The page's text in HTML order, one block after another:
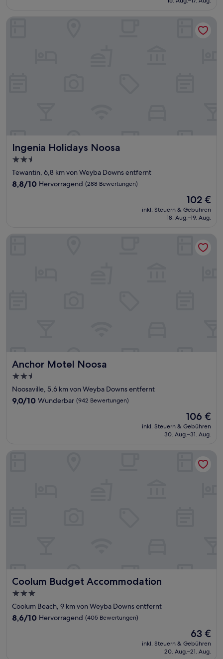
Ingenia Holidays Noosa
Ingenia Holidays Noosa
2.5-
Sterne-
Unterkunft
Tewantin, 6,8 km von Weyba Downs entfernt
8.8
8,8/10 Hervorragend (288 Bewertungen)
Der
Preis
beträgt
102 €
inkl. Steuern & Gebühren
18. Aug.–19. Aug.
Anchor Motel Noosa
Anchor Motel Noosa
2.5-
Sterne-
Unterkunft
Noosaville, 5,6 km von Weyba Downs entfernt
9.0
9,0/10 Wunderbar (942 Bewertungen)
Der
Preis
beträgt
106 €
inkl. Steuern & Gebühren
30. Aug.–31. Aug.
Anchor Motel Noosa
Coolum Budget Accommodation
Coolum Budget Accommodation
3.0-
Sterne-
Unterkunft
Coolum Beach, 9 km von Weyba Downs entfernt
8.6
8,6/10 Hervorragend (405 Bewertungen)
Der
Preis
beträgt
63 €
inkl. Steuern & Gebühren
20. Aug.–21. Aug.